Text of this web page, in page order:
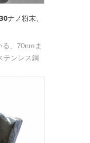
ナノ粉末、
、70nmま
テンレス鋼